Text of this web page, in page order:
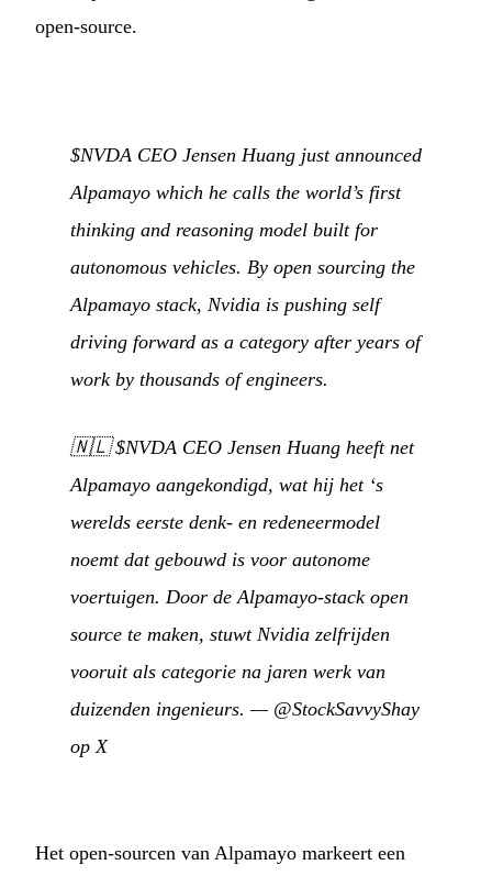
open-source.
$NVDA CEO Jensen Huang just announced
Alpamayo which he calls the world’s first
thinking and reasoning model built for
autonomous vehicles. By open sourcing the
Alpamayo stack, Nvidia is pushing self
driving forward as a category after years of
work by thousands of engineers.
🇳🇱$NVDA CEO Jensen Huang heeft net
Alpamayo aangekondigd, wat hij het ‘s
werelds eerste denk- en redeneermodel
noemt dat gebouwd is voor autonome
voertuigen. Door de Alpamayo-stack open
source te maken, stuwt Nvidia zelfrijden
vooruit als categorie na jaren werk van
duizenden ingenieurs. — @StockSavvyShay
op X
Het open-sourcen van Alpamayo markeert een